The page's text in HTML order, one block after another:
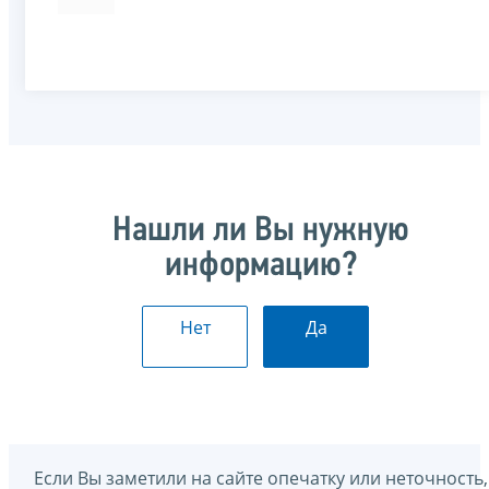
Нашли ли Вы нужную
информацию?
Нет Да
Если Вы заметили на сайте опечатку или неточность,